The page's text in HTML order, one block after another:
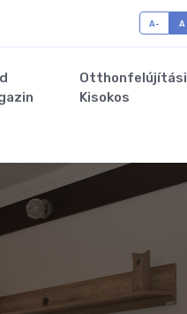
A- A
Otthonfelújítási
Kisokos